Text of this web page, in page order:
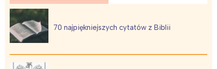
70 najpiękniejszych cytatów z Biblii
Warszawa
Łódź
Trójmiasto
Poznań
Kraków